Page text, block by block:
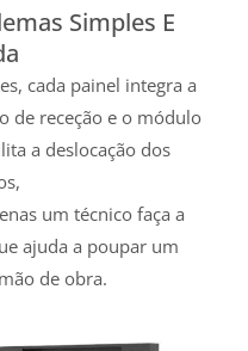
Simples E
cada painel integra a
de receção e o módulo
a deslocação dos
um técnico faça a
ajuda a poupar um
de obra.